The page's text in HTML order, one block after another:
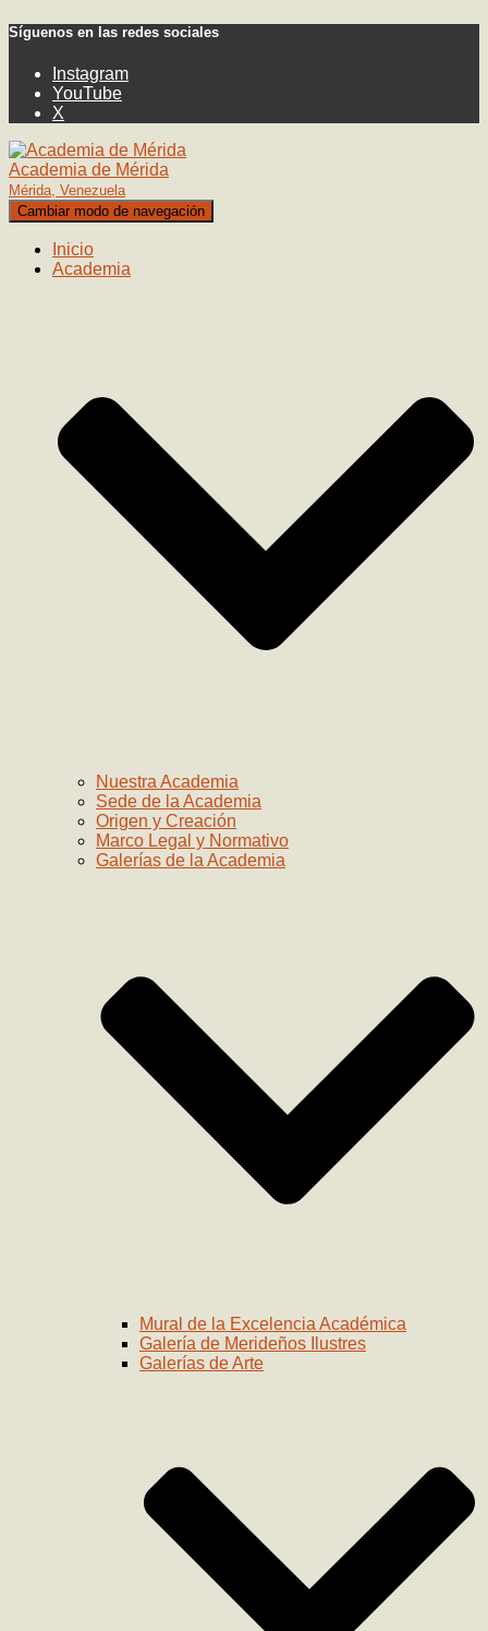
Síguenos en las redes sociales
Instagram
YouTube
X
Academia de Mérida
Mérida, Venezuela
Cambiar modo de navegación
Inicio
Academia
Nuestra Academia
Sede de la Academia
Origen y Creación
Marco Legal y Normativo
Galerías de la Academia
Mural de la Excelencia Académica
Galería de Merideños Ilustres
Galerías de Arte